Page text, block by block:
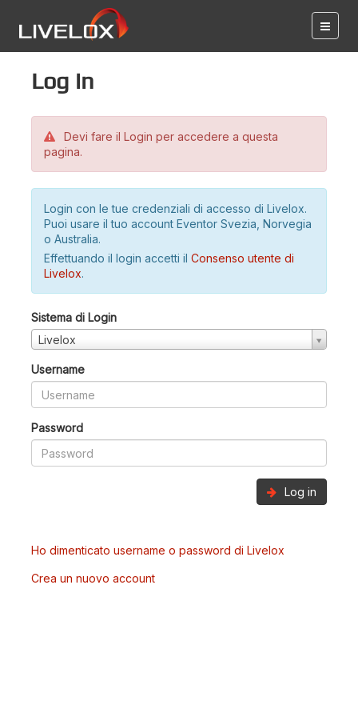
Log in
Devi fare il Login per accedere a questa
pagina.
Login con le tue credenziali di accesso di Livelox.
Puoi usare il tuo account Eventor Svezia, Norvegia
o Australia.
Effettuando il login accetti il Consenso utente di
Livelox.
Sistema di Login
Livelox
Username
Password
Log in
Ho dimenticato username o password di Livelox
Crea un nuovo account